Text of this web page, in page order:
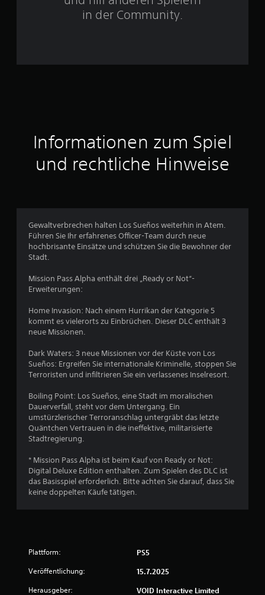
u
s
5
0
w
r
e
in der Community.
Informationen zum Spiel
und rechtliche Hinweise
Gewaltverbrechen halten Los Sueños weiterhin in Atem.
Führen Sie Ihr erfahrenes Officer-Team durch neue
hochbrisante Einsätze und schützen Sie die Bewohner der
Stadt.
Mission Pass Alpha enthält drei „Ready or Not“-
Erweiterungen:
Home Invasion: Nach einem Hurrikan der Kategorie 5
kommt es vielerorts zu Einbrüchen. Dieser DLC enthält 3
neue Missionen.
Dark Waters: 3 neue Missionen vor der Küste von Los
Sueños: Ergreifen Sie internationale Kriminelle, stoppen Sie
Terroristen und infiltrieren Sie ein verlassenes Inselresort.
Boiling Point: Los Sueños, eine Stadt im moralischen
Dauerverfall, steht vor dem Untergang. Ein
umstürzlerischer Terroranschlag untergräbt das letzte
Quäntchen Vertrauen in die ineffektive, militarisierte
Stadtregierung.
* Mission Pass Alpha ist beim Kauf von Ready or Not:
Digital Deluxe Edition enthalten. Zum Spielen des DLC ist
das Basisspiel erforderlich. Bitte achten Sie darauf, dass Sie
keine doppelten Käufe tätigen.
Plattform: PS5
Veröffentlichung: 15.7.2025
Herausgeber: VOID Interactive Limited